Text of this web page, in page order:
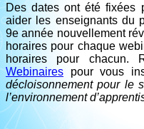
Des dates ont été fixées
aider les enseignants du
9e année nouvellement
horaires pour chaque
horaires pour chacun.
Webinaires pour vous
décloisonnement pour le
l’environnement